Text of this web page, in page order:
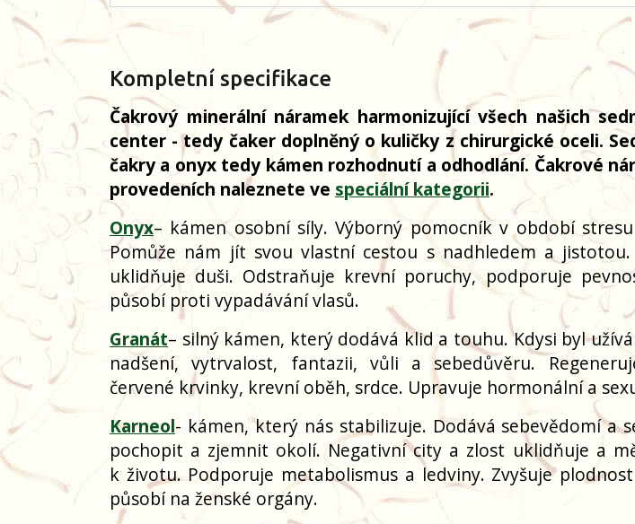
Kompletní specifikace
Čakrový minerální náramek harmonizující všech našich
center - tedy čaker doplněný o kuličky z chirurgické oceli.
čakry a onyx tedy kámen rozhodnutí a odhodlání. Čakrové
provedeních naleznete ve speciální kategorii.
Onyx– kámen osobní síly. Výborný pomocník v období
Pomůže nám jít svou vlastní cestou s nadhledem a
uklidňuje duši. Odstraňuje krevní poruchy, podporuje
působí proti vypadávání vlasů.
Granát– silný kámen, který dodává klid a touhu. Kdysi byl
nadšení, vytrvalost, fantazii, vůli a sebedůvěru.
červené krvinky, krevní oběh, srdce. Upravuje hormonální a
Karneol- kámen, který nás stabilizuje. Dodává sebevědomí a
pochopit a zjemnit okolí. Negativní city a zlost uklidňuje a
k životu. Podporuje metabolismus a ledviny. Zvyšuje
působí na ženské orgány.